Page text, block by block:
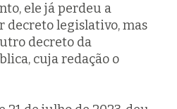
ele já perdeu a
decreto legislativo, mas
decreto da
cuja redação o